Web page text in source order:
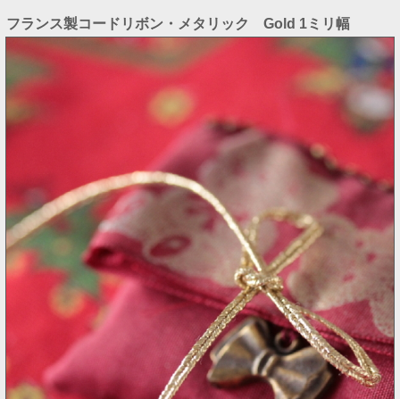
フランス製コードリボン・メタリック Gold 1ミリ幅